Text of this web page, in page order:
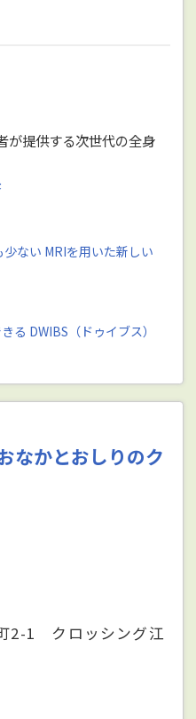
が提供する次世代の全身
ない MRIを用いた新しい
る DWIBS（ドゥイブス）
なかとおしりのク
2-1 クロッシング江